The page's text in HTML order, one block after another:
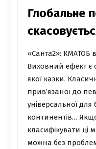
Глобальне
«Санта2»: КМАТОБ
Виховний ефект є
якої казки.
прив’язаної до
універсальної для
континентів…
класифікувати ці
можна без